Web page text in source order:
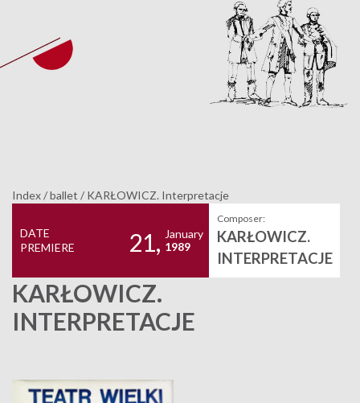
Index/ballet / KARŁOWICZ. Interpretacje
DATE
PREMIERE
21, January
1989
Composer:
KARŁOWICZ.
INTERPRETACJE
KARŁOWICZ.
INTERPRETACJE